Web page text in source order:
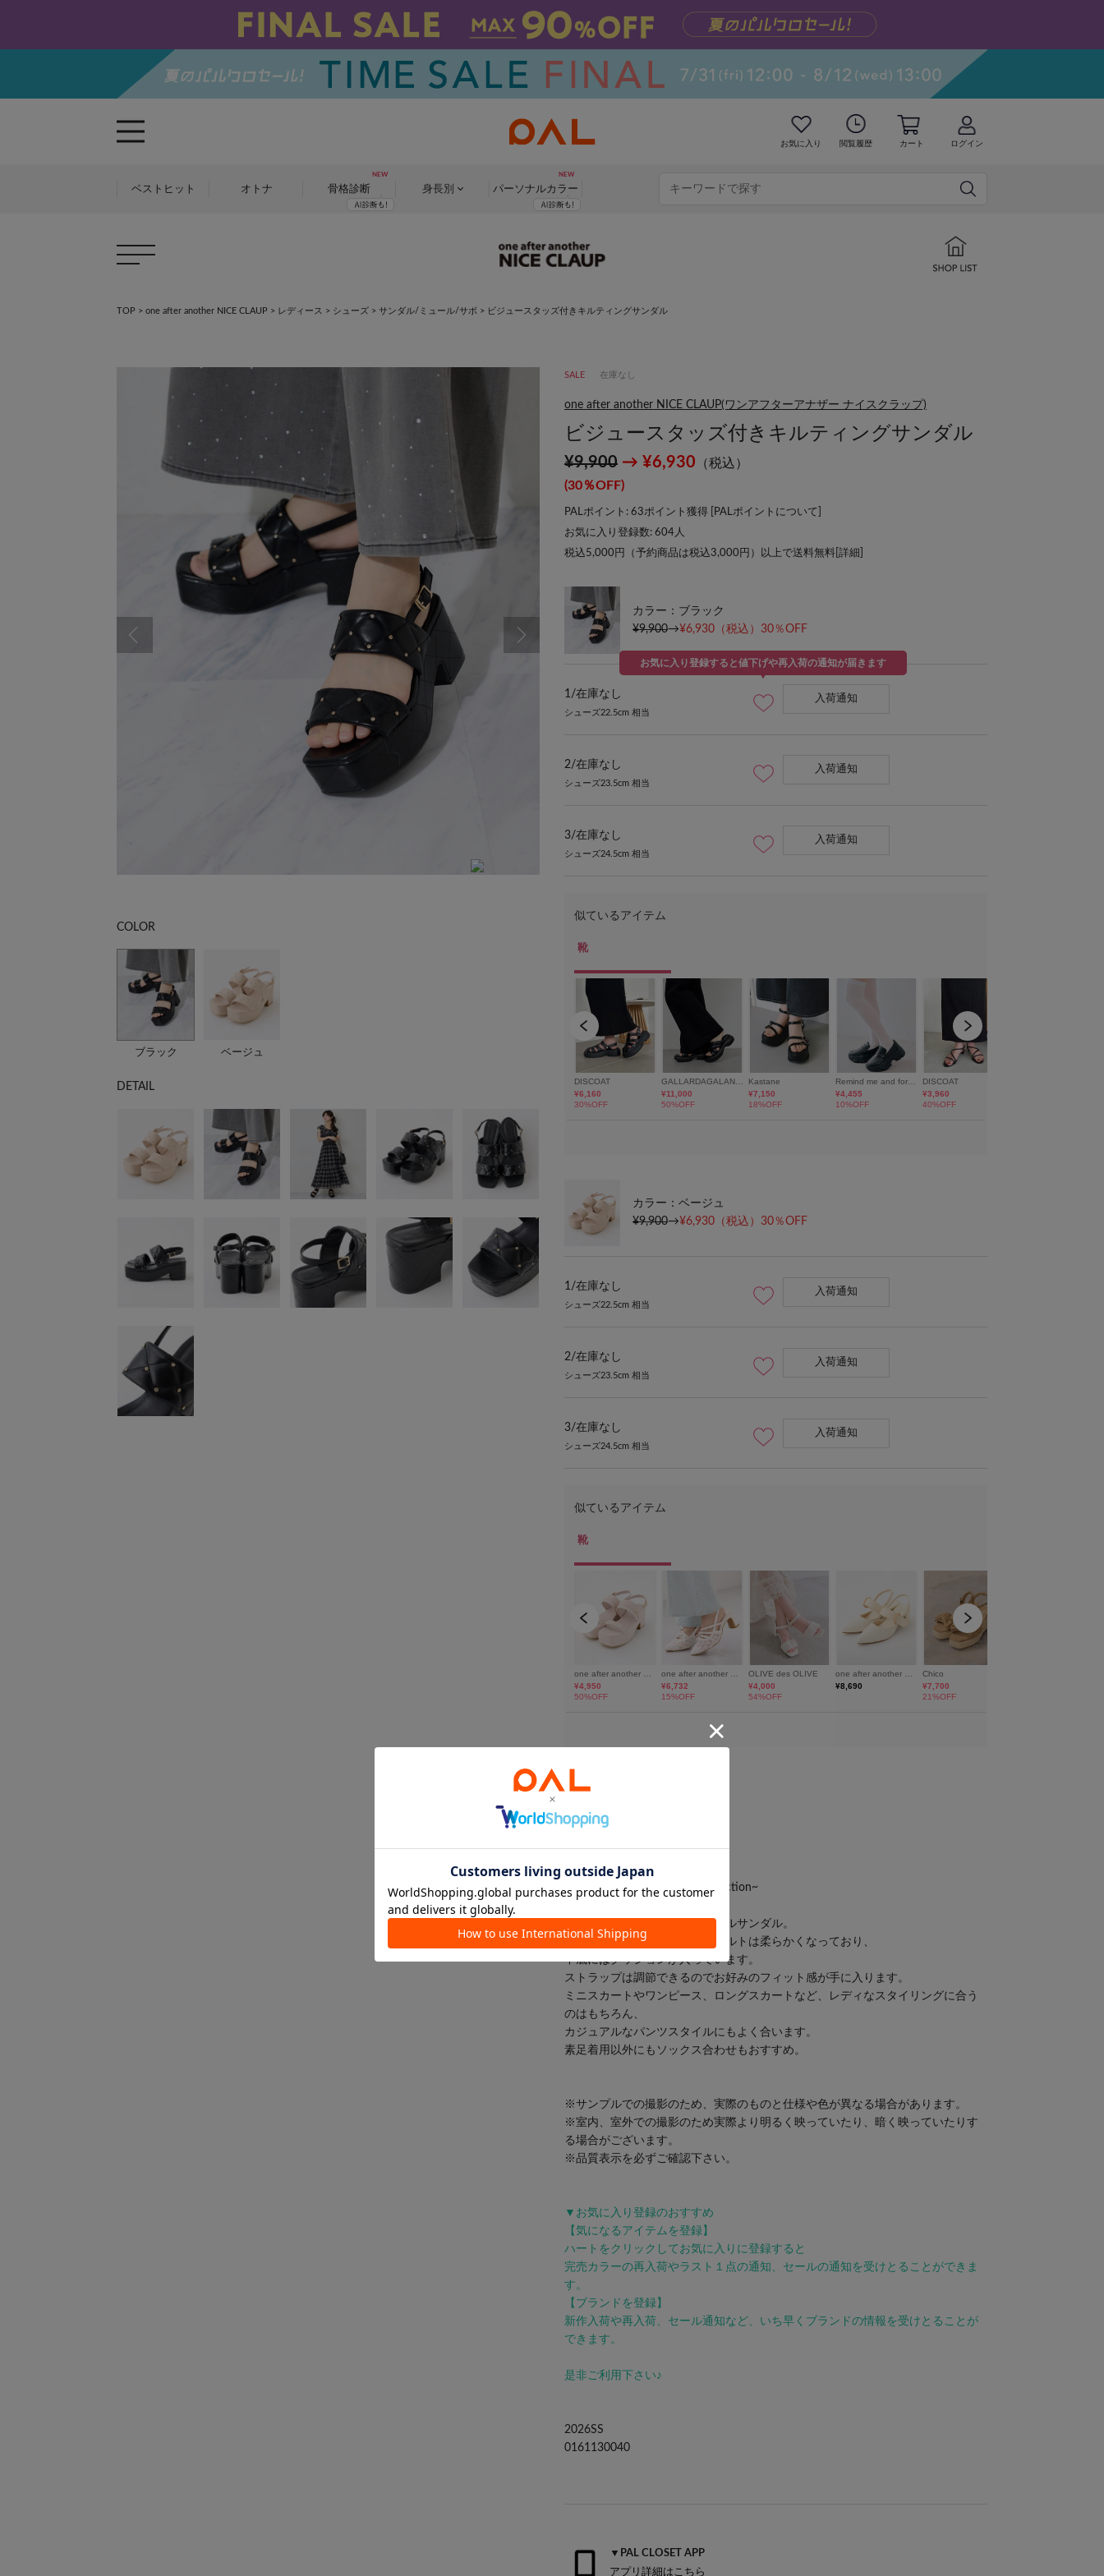
お気に入り 閲覧履歴 カート ログイン
ベストヒット オトナ 骨格診断 身長別 パーソナルカラー
TOP > one after another NICE CLAUP > レディース > シューズ > サンダル/ミュール/サボ > ビジュースタッズ付きキルティングサンダル
COLOR
ブラック ベージュ
DETAIL
SALE 在庫なし
one after another NICE CLAUP(ワンアフターアナザー ナイスクラップ)
ビジュースタッズ付きキルティングサンダル
¥9,900 → ¥6,930 （税込）
(30％OFF)
PALポイント: 63ポイント獲得 [ PALポイントについて
お気に入り登録数: 604 人
税込5,000円（予約商品は税込3,000円）以上で送料無料[ 詳細
カラー：ブラック
¥9,900→¥6,930 （税込）30％OFF
1/在庫なし
シューズ22.5cm 相当
お気に入り登録すると値下げや再入荷の通知が届きます
入荷通知
2/在庫なし
シューズ23.5cm 相当
入荷通知
3/在庫なし
シューズ24.5cm 相当
入荷通知
カラー：ベージュ
¥9,900→¥6,930 （税込）30％OFF
1/在庫なし
シューズ22.5cm 相当
入荷通知
2/在庫なし
シューズ23.5cm 相当
入荷通知
3/在庫なし
シューズ24.5cm 相当
入荷通知
1＝Sサイズ
3＝Lサイズ
~NICECLAUP 2026 Spring Collection~
軽くて安定感も抜群な厚底ヒールサンダル。
内側が痛くなりにくいようにベルトは柔らかくなっており、
中底にはクッションが入っています。
ストラップは調節できるのでお好みのフィット感が手に入ります。
ミニスカートやワンピース、ロングスカートなど、レディなスタイリングに合う
のはもちろん、
カジュアルなパンツスタイルにもよく合います。
素足着用以外にもソックス合わせもおすすめ。
※サンプルでの撮影のため、実際のものと仕様や色が異なる場合があります。
※室内、室外での撮影のため実際より明るく映っていたり、暗く映っていたりす
る場合がございます。
※品質表示を必ずご確認下さい。
▼お気に入り登録のおすすめ
【気になるアイテムを登録】
ハートをクリックしてお気に入りに登録すると
完売カラーの再入荷やラスト１点の通知、セールの通知を受けとることができま
す。
【ブランドを登録】
新作入荷や再入荷、セール通知など、いち早くブランドの情報を受けとることが
できます。
是非ご利用下さい♪
2026SS
0161130040
▼PAL CLOSET APP
アプリ詳細はこちら